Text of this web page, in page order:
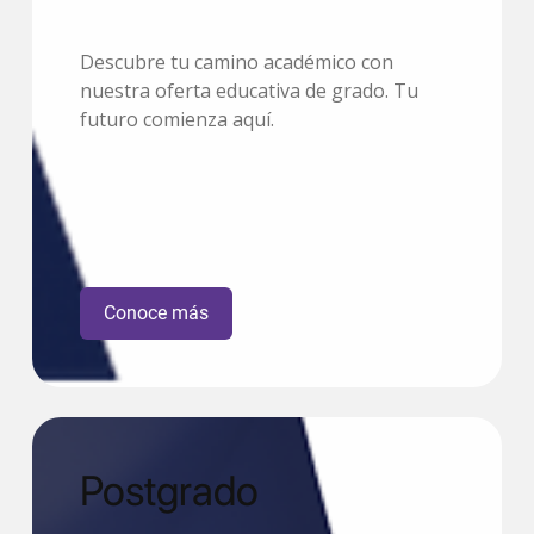
Conoce más
Descubre tu camino académico con
nuestra oferta educativa de grado. Tu
futuro comienza aquí.
Postgrado